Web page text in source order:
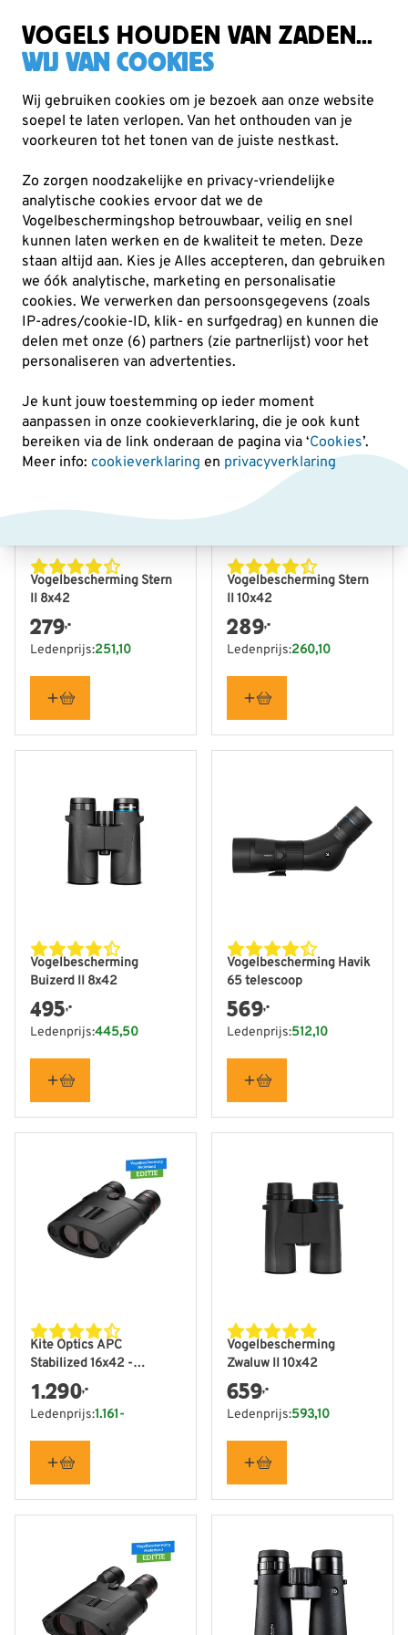
VOGELS HOUDEN VAN ZADEN...
WIJ VAN COOKIES
Wij gebruiken cookies om je bezoek aan onze website
soepel te laten verlopen. Van het onthouden van je
voorkeuren tot het tonen van de juiste nestkast.
Zo zorgen noodzakelijke en privacy-vriendelijke
analytische cookies ervoor dat we de
Vogelbeschermingshop betrouwbaar, veilig en snel
kunnen laten werken en de kwaliteit te meten. Deze
staan altijd aan. Kies je Alles accepteren, dan gebruiken
we óók analytische, marketing en personalisatie
cookies. We verwerken dan persoonsgegevens (zoals
IP-adres/cookie-ID, klik- en surfgedrag) en kunnen die
delen met onze (6) partners (zie partnerlijst) voor het
personaliseren van advertenties.
Je kunt jouw toestemming op ieder moment
aanpassen in onze cookieverklaring, die je ook kunt
bereiken via de link onderaan de pagina via ‘Cookies’.
Meer info: cookieverklaring en privacyverklaring
Verrekijkers
Op zoek naar een goede verrekijker? Om je keuze
makkelijker te maken, hebben onze vogelkijkexperts een
top 10 samengesteld van de beste en populairste Lees
meer
10 producten
Vogelbescherming Stern
II 8x42
279,-
Ledenprijs:251,10
Vogelbescherming Stern
II 10x42
289,-
Ledenprijs:260,10
Vogelbescherming
Buizerd II 8x42
495,-
Ledenprijs:445,50
Vogelbescherming Havik
65 telescoop
569,-
Ledenprijs:512,10
Kite Optics APC
Stabilized 16x42 -
Vogelbescherming
Nederland editie
1.290,-
Ledenprijs:1.161-
Vogelbescherming
Zwaluw II 10x42
659,-
Ledenprijs:593,10